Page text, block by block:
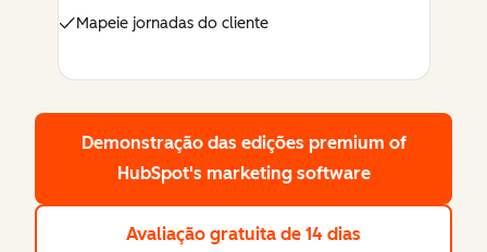
Mapeie jornadas do cliente
Demonstração das edições premium of
HubSpot's marketing software
Avaliação gratuita de 14 dias